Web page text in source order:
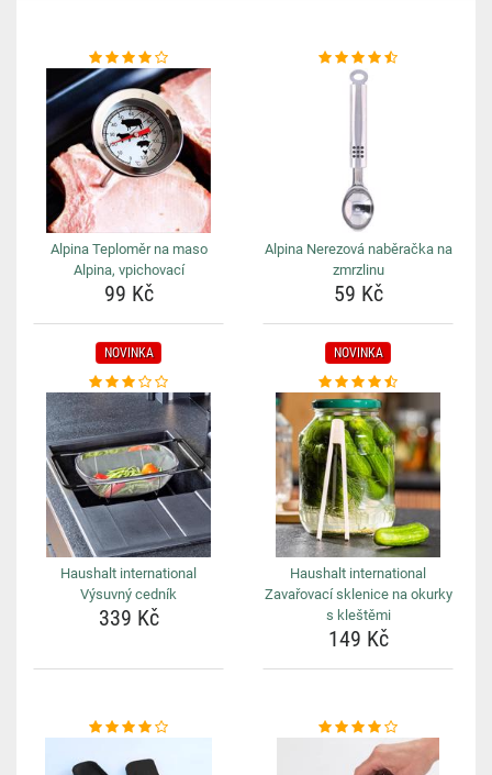
Alpina Teploměr na maso
Alpina, vpichovací
99 Kč
Alpina Nerezová naběračka na
zmrzlinu
59 Kč
NOVINKA
Haushalt international
Výsuvný cedník
339 Kč
NOVINKA
Haushalt international
Zavařovací sklenice na okurky
s kleštěmi
149 Kč